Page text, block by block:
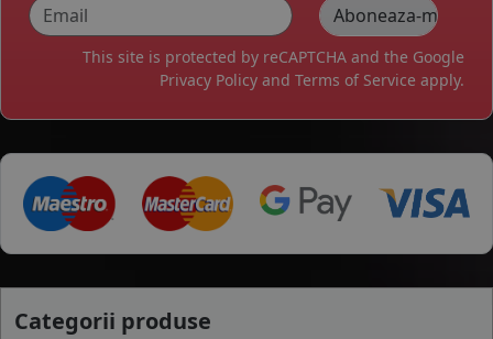
This site is protected by reCAPTCHA and the Google
Privacy Policy and Terms of Service apply.
Categorii produse